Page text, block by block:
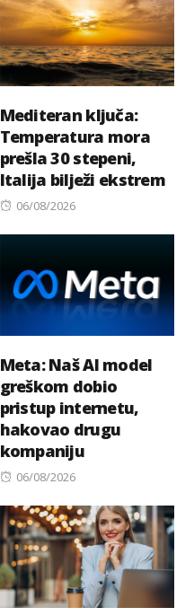
Mediteran ključa:
Temperatura mora
prešla 30 stepeni,
Italija bilježi ekstrem
Posted
06/08/2026
Meta: Naš AI model
greškom dobio
pristup internetu,
hakovao drugu
kompaniju
Posted
06/08/2026